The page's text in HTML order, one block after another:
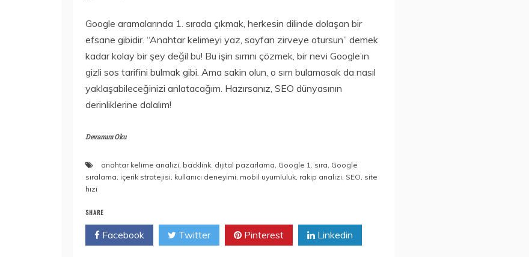
Google aramalarında 1. sırada çıkmak, herkesin dilinde dolaşan bir
efsane gibidir. “Anahtar kelimeyi yaz, sayfan zirveye otursun” demek
kadar kolay bir şey değil bu! Bu işin sırrını çözmek, bir nevi Google’ın
gizli sos tarifini bulmak gibi. Ama sakin olun, o sırrı bulamasak da nasıl
yaklaşabileceğinizi anlatacağım. Hazırsanız, SEO dünyasının
derinliklerine dalalım!
Devamını Oku
anahtar kelime analizi backlink dijital pazarlama Google 1. sıra Google
sıralama içerik stratejisi kullanıcı deneyimi mobil uyumluluk rakip analizi SEO site
hızı
SHARE
Facebook Twitter Pinterest Linkedin